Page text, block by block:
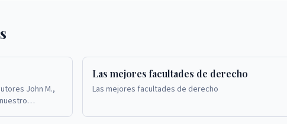
John M.,
Las mejores facultades de derecho
Las mejores facultades de derecho